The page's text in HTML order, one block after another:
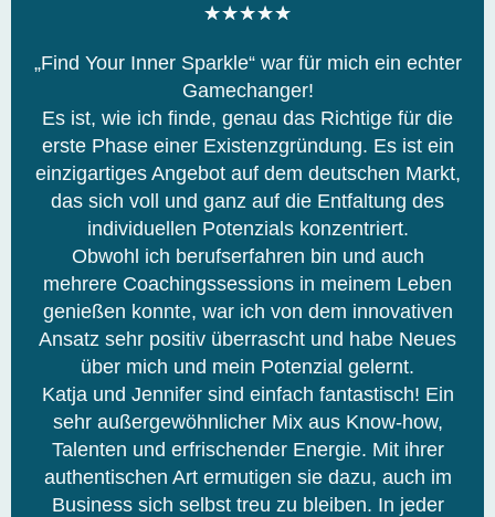
★★★★★
w
e
r
t
e
t
m
i
t
5
v
o
n
5
„Find Your Inner Sparkle“ war für mich ein echter
Gamechanger!
Es ist, wie ich finde, genau das Richtige für die
erste Phase einer Existenzgründung. Es ist ein
einzigartiges Angebot auf dem deutschen Markt,
das sich voll und ganz auf die Entfaltung des
individuellen Potenzials konzentriert.
Obwohl ich berufserfahren bin und auch
mehrere Coachingssessions in meinem Leben
genießen konnte, war ich von dem innovativen
Ansatz sehr positiv überrascht und habe Neues
über mich und mein Potenzial gelernt.
Katja und Jennifer sind einfach fantastisch! Ein
sehr außergewöhnlicher Mix aus Know-how,
Talenten und erfrischender Energie. Mit ihrer
authentischen Art ermutigen sie dazu, auch im
Business sich selbst treu zu bleiben. In jeder